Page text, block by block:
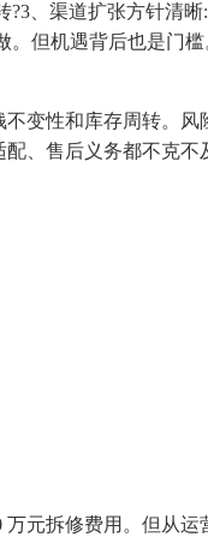
、渠道扩张方针清
但机遇背后也是门
变性和库存周转。风
、售后义务都不克不
元拆修费用。但从运